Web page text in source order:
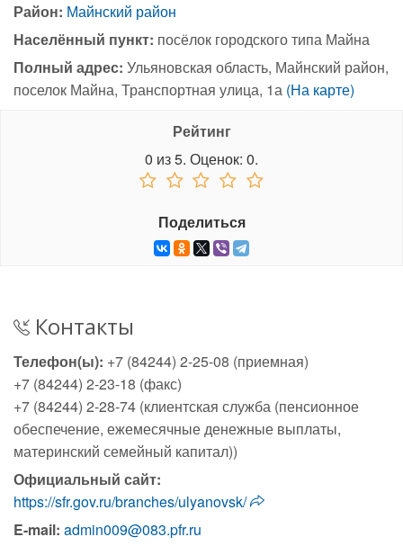
Район: Майнский район
Населённый пункт: посёлок городского типа Майна
Полный адрес: Ульяновская область, Майнский район,
поселок Майна, Транспортная улица, 1а (На карте)
Рейтинг
0 из5. Оценок: 0.
Поделиться
Контакты
Телефон(ы): +7 (84244) 2-25-08 (приемная)
+7 (84244) 2-23-18 (факс)
+7 (84244) 2-28-74 (клиентская служба (пенсионное
обеспечение, ежемесячные денежные выплаты,
материнский семейный капитал))
Официальный сайт:
https://sfr.gov.ru/branches/ulyanovsk/
E-mail: admin009@083.pfr.ru